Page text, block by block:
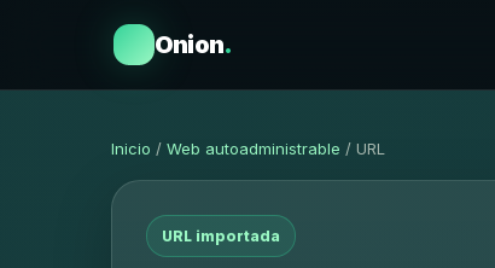
Onion.
Inicio / Web autoadministrable / URL
URL importada